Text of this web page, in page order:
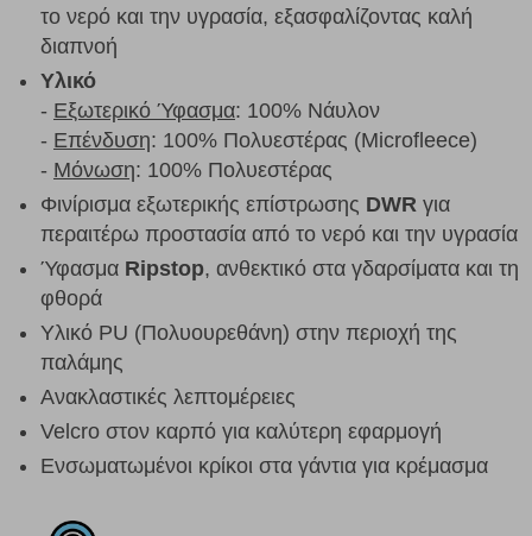
το νερό και την υγρασία, εξασφαλίζοντας καλή
διαπνοή
Υλικό
- Εξωτερικό Ύφασμα: 100% Νάυλον
- Επένδυση: 100% Πολυεστέρας (Microfleece)
- Μόνωση: 100% Πολυεστέρας
Φινίρισμα εξωτερικής επίστρωσης DWR για
περαιτέρω προστασία από το νερό και την υγρασία
Ύφασμα Ripstop, ανθεκτικό στα γδαρσίματα και τη
φθορά
Υλικό PU (Πολυουρεθάνη) στην περιοχή της
παλάμης
Ανακλαστικές λεπτομέρειες
Velcro στον καρπό για καλύτερη εφαρμογή
Ενσωματωμένοι κρίκοι στα γάντια για κρέμασμα